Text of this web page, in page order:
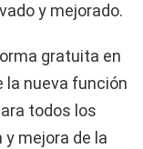
y mejorado.
gratuita en
la nueva función
todos los
mejora de la